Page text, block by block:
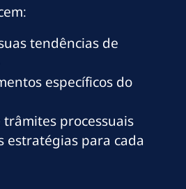
tendências de
específicos do
trâmites processuais
estratégias para cada